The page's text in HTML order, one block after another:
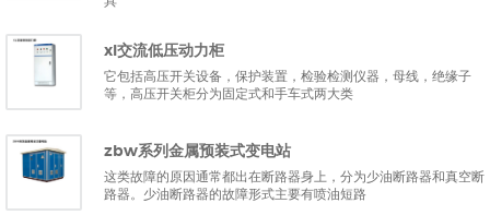
xl交流低压动力柜
它包括高压开关设备，保护装置，检验检测仪器，母线，绝缘子
等，高压开关柜分为固定式和手车式两大类
zbw系列金属预装式变电站
这类故障的原因通常都出在断路器身上，分为少油断路器和真空断
路器。少油断路器的故障形式主要有喷油短路